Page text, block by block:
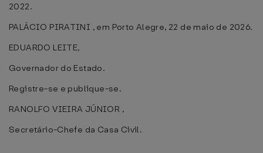
2022.
PALÁCIO PIRATINI , em Porto Alegre, 22 de maio de 2026.
EDUARDO LEITE,
Governador do Estado.
Registre-se e publique-se.
RANOLFO VIEIRA JÚNIOR ,
Secretário-Chefe da Casa Civil.